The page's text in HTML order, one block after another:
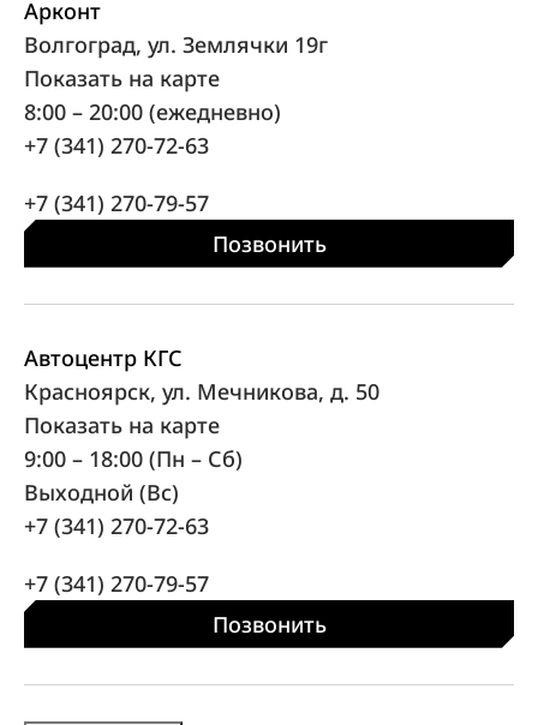
Арконт
Волгоград, ул. Землячки 19г
Показать на карте
8:00 – 20:00 (ежедневно)
+7 (341) 270-72-63
+7 (341) 270-79-57
Позвонить
Автоцентр КГС
Красноярск, ул. Мечникова, д. 50
Показать на карте
9:00 – 18:00 (Пн – Сб)
Выходной (Вс)
+7 (341) 270-72-63
+7 (341) 270-79-57
Позвонить